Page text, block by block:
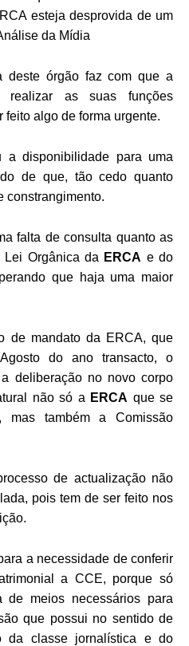
esteja desprovida de um
da Mídia
deste órgão faz com que a
realizar as suas funções
algo de forma urgente.
a disponibilidade para uma
de que, tão cedo quanto
constrangimento.
falta de consulta quanto as
Lei Orgânica da ERCA e do
que haja uma maior
de mandato da ERCA, que
do ano transacto, o
deliberação no novo corpo
não só a ERCA que se
mas também a Comissão
de actualização não
pois tem de ser feito nos
a necessidade de conferir
a CCE, porque só
de meios necessários para
que possui no sentido de
da classe jornalística e do